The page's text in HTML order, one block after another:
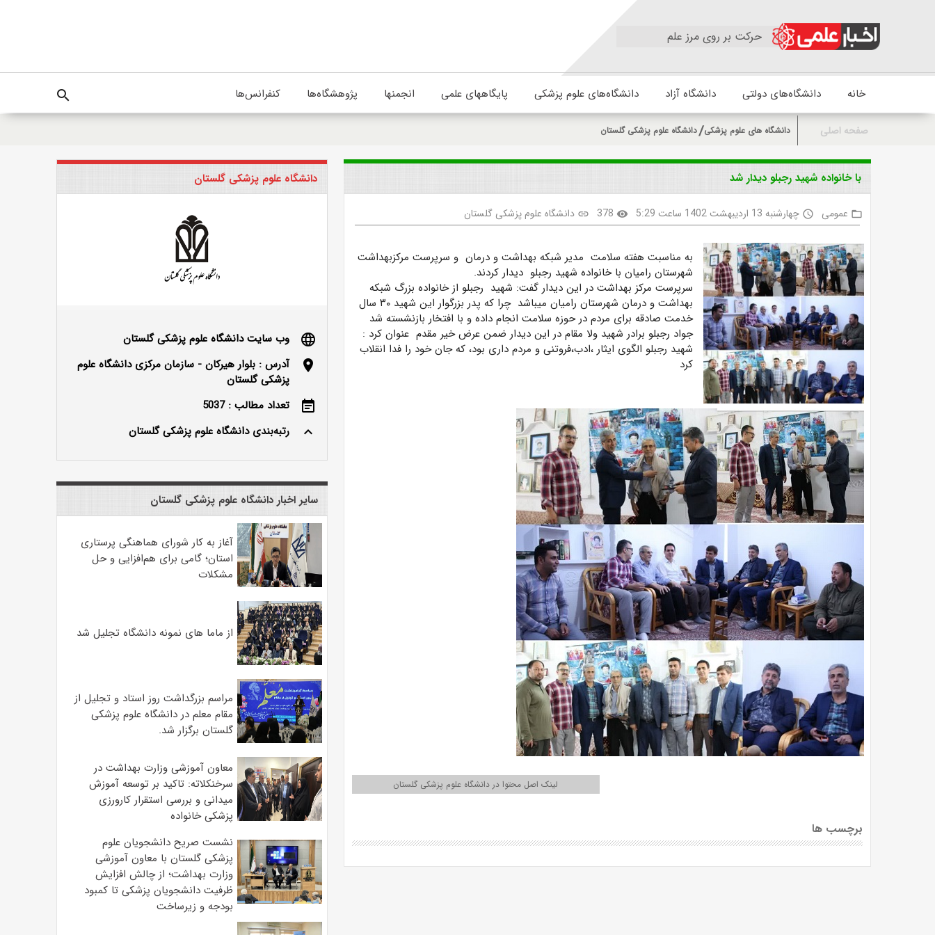
حرکت بر روی مرز علم
خانه دانشگاه‌های دولتی دانشگاه آزاد دانشگاه‌های علوم پزشکی پایگاههای علمی انجمنها پژوهشگاه‌ها کنفرانس‌ها search
صفحه اصلی دانشگاه های علوم پزشکی دانشگاه علوم پزشکی گلستان
با خانواده شهید رجبلو دیدار شد
folder_open عمومی access_time چهارشنبه 13 اردیبهشت 1402 ساعت 5:29 visibility
378
link دانشگاه علوم پزشکی گلستان
به مناسبت هفته سلامت مدیر شبکه بهداشت و درمان و سرپرست مرکزبهداشت
شهرستان رامیان با خانواده شهید رجبلو دیدار کردند.
سرپرست مرکز بهداشت در این دیدار گفت: شهید رجبلو از خانواده بزرگ شبکه
بهداشت و درمان شهرستان رامیان میباشد چرا که پدر بزرگوار این شهید ۳۰ سال
خدمت صادقه برای مردم در حوزه سلامت انجام داده و با افتخار بازنشسته شد
جواد رجبلو برادر شهید ولا مقام در این دیدار ضمن عرض خیر مقدم عنوان کرد :
شهید رجبلو الگوی ایثار ،ادب،فروتنی و مردم داری بود، که جان خود را فدا انقلاب
کرد
لینک اصل محتوا در دانشگاه علوم پزشکی گلستان
برچسب ها
دانشگاه علوم پزشکی گلستان
language
وب سایت دانشگاه علوم پزشکی گلستان
location_on
آدرس : بلوار هیرکان - سازمان مرکزی دانشگاه علوم
پزشکی گلستان
event_note
تعداد مطالب : 5037
keyboard_arrow_up
رتبه‌بندی دانشگاه علوم پزشکی گلستان
سایر اخبار دانشگاه علوم پزشکی گلستان
آغاز به کار شورای هماهنگی پرستاری
استان؛ گامی برای هم‌افزایی و حل
مشکلات
از ماما های نمونه دانشگاه تجلیل شد
مراسم بزرگداشت روز استاد و تجلیل از
مقام معلم در دانشگاه علوم پزشکی
گلستان برگزار شد.‌
معاون آموزشی وزارت بهداشت در
سرخنکلاته: تاکید بر توسعه آموزش
میدانی و بررسی استقرار کارورزی
پزشکی ‌خانواده
نشست صریح دانشجویان علوم
پزشکی گلستان با معاون آموزشی
وزارت بهداشت؛ از چالش افزایش
ظرفیت دانشجویان ‌پزشکی تا کمبود
بودجه و زیرساخت